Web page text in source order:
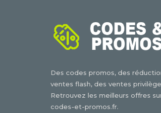
Des codes promos, des
ventes flash, des ventes
Retrouvez les meilleurs offres
codes-et-promos.fr.